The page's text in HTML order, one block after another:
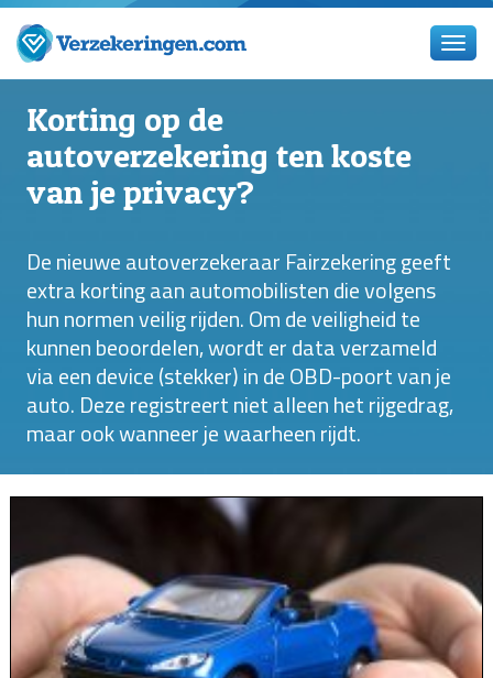
Korting op de
autoverzekering ten koste
van je privacy?
De nieuwe autoverzekeraar Fairzekering geeft
extra korting aan automobilisten die volgens
hun normen veilig rijden. Om de veiligheid te
kunnen beoordelen, wordt er data verzameld
via een device (stekker) in de OBD-poort van je
auto. Deze registreert niet alleen het rijgedrag,
maar ook wanneer je waarheen rijdt.